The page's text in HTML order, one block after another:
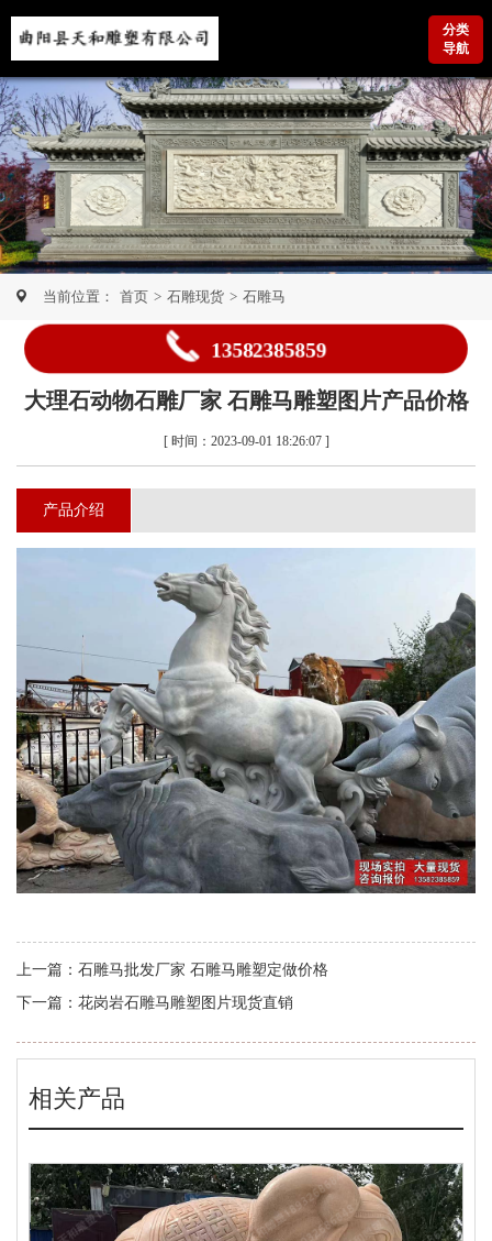
分类
导航
当前位置： 首页 > 石雕现货 > 石雕马
13582385859
大理石动物石雕厂家 石雕马雕塑图片产品价格
[ 时间：2023-09-01 18:26:07 ]
产品介绍
上一篇： 石雕马批发厂家 石雕马雕塑定做价格
下一篇： 花岗岩石雕马雕塑图片现货直销
相关产品